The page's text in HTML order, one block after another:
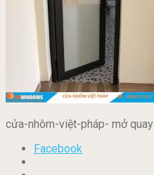
cửa-nhôm-việt-pháp- mở quay
Facebook